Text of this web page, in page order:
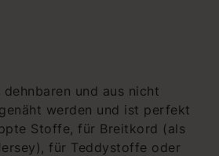
dehnbaren und aus nicht
werden und ist perfekt
Stoffe, für Breitkord (als
für Teddystoffe oder